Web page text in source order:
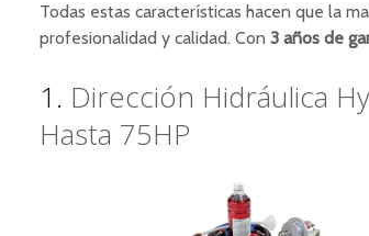
Todas estas características hacen que la
profesionalidad y calidad. Con 3 años de
1. Dirección Hidráulica
Hasta 75HP